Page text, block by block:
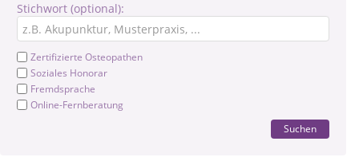
Stichwort (optional):
Zertifizierte Osteopathen
Soziales Honorar
Fremdsprache
Online-Fernberatung
Suchen